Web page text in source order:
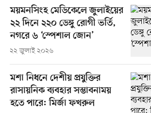
ময়মনসিংহ মেডিকেলে জুলাইয়ের
২২ দিনে ২২০ ডেঙ্গু রোগী ভর্তি,
নগরে ৬ ‘স্পেশাল জোন’
২২ জুলাই ২০২৬
মশা নিধনে দেশীয় প্রযুক্তির
রাসায়নিক ব্যবহার সম্ভাবনাময়
হতে পারে: মির্জা ফখরুল